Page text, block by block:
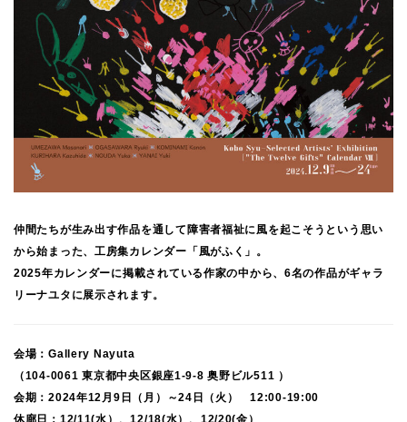
仲間たちが生み出す作品を通して障害者福祉に風を起こそうという思い
から始まった、工房集カレンダー「風がふく」。
2025年カレンダーに掲載されている作家の中から、6名の作品がギャラ
リーナユタに展示されます。
会場：Gallery Nayuta
（104-0061 東京都中央区銀座1-9-8 奥野ビル511 ）
会期：2024年12月9日（月）～24日（火） 12:00-19:00